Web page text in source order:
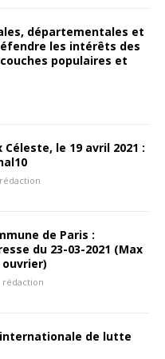
départementales et
les intérêts des
populaires et
le 19 avril 2021 :
de Paris :
du 23-03-2021 (Max
rédaction
internationale de lutte